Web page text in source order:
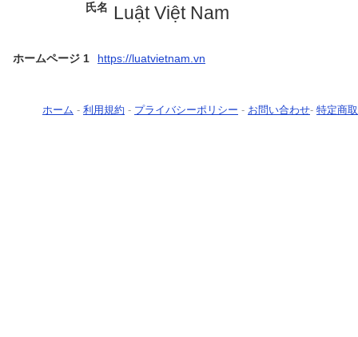
氏名 Luật Việt Nam
ホームページ 1 https://luatvietnam.vn
ホーム - 利用規約 - プライバシーポリシー - お問い合わせ- 特定商